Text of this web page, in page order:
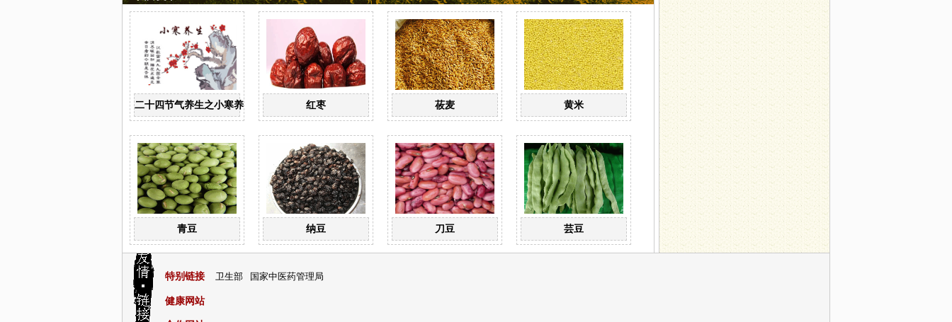
二十四节气养生之小寒养生 红枣 莜麦 黄米
青豆 纳豆 刀豆 芸豆
特别链接 卫生部 国家中医药管理局
健康网站